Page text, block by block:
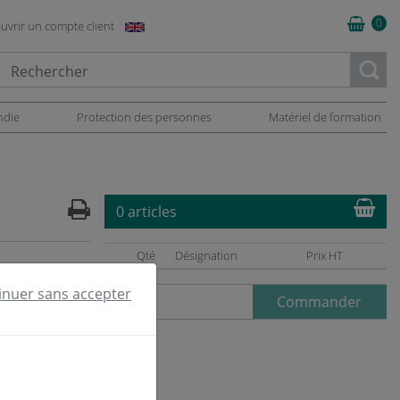
un compte client 0
Protection des personnes Matériel de formation
0 articles
Qté Désignation Prix HT
Commander
sans accepter